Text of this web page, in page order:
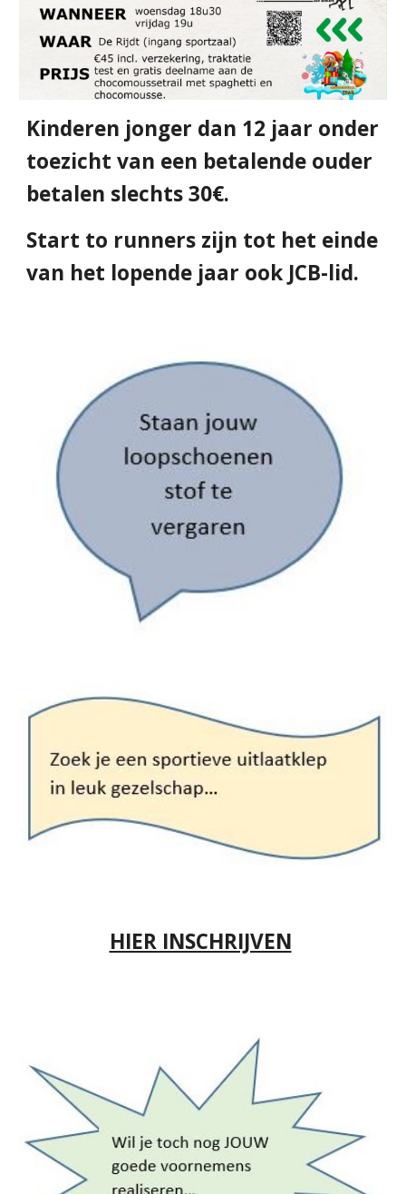
Kinderen jonger dan 12 jaar onder
toezicht van een betalende ouder
betalen slechts 30€.
Start to runners zijn tot het einde
van het lopende jaar ook JCB-lid.
HIER INSCHRIJVEN